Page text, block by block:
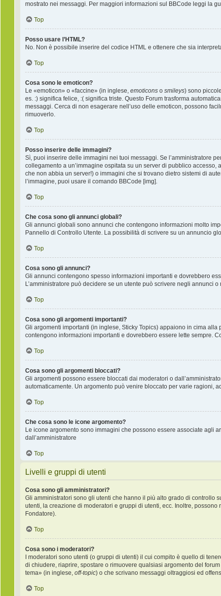
mostrato nei messaggi. Per maggiori informazioni sul BBCode leggi la
Top
Posso usare l’HTML?
No. Non è possibile inserire del codice HTML e ottenere che sia
Top
Cosa sono le emoticon?
Le «emoticon» o «faccine» (in inglese, emoticons o smileys) sono
es. :) significa felice, :( significa triste. Questo Forum trasforma
messaggi. Cerca di non esagerare nell’uso delle emoticon, possono
rimuoverlo.
Top
Posso inserire delle immagini?
Sì, puoi inserire delle immagini nei tuoi messaggi. Se l’amministratore
collegamento a un’immagine ospitata su un server di pubblico
che non abbia un server!) o immagini che si trovano dietro sistemi di
l’immagine, puoi usare il comando BBCode [img].
Top
Che cosa sono gli annunci globali?
Gli annunci globali sono annunci che contengono informazioni molto
Pannello di Controllo Utente. La possibilità di scrivere su un annuncio
Top
Cosa sono gli annunci?
Gli annunci contengono spesso informazioni importanti e dovrebbero
L’amministratore può decidere se un utente può scrivere negli annunci o
Top
Cosa sono gli argomenti importanti?
Gli argomenti importanti (in inglese, Sticky Topics) appaiono in cima
contengono informazioni importanti e dovrebbero essere lette sempre.
Top
Cosa sono gli argomenti bloccati?
Gli argomenti possono essere bloccati dai moderatori o
automaticamente. Un argomento può venire bloccato per varie ragioni,
Top
Che cosa sono le icone argomento?
Le icone argomento sono immagini che possono essere associate agli
dall’amministratore
Top
Livelli e gruppi di utenti
Cosa sono gli amministratori?
Gli amministratori sono gli utenti che hanno il più alto grado di controllo
utenti, la creazione di moderatori e gruppi di utenti, ecc. Inoltre,
Fondatore).
Top
Cosa sono i moderatori?
I moderatori sono utenti (o gruppi di utenti) il cui compito è quello di
di chiudere, riaprire, spostare o rimuovere qualsiasi argomento del
tema» (in inglese, off-topic) o che scrivano messaggi oltraggiosi ed
Top